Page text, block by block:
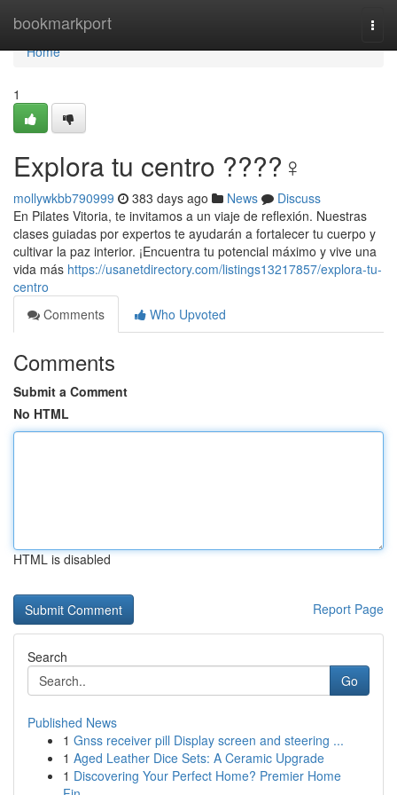
bookmarkport
Home
Home
1
Explora tu centro ????‍♀️
mollywkbb790999 383 days ago News
Discuss
En Pilates Vitoria, te invitamos a un viaje de reflexión. Nuestras
clases guiadas por expertos te ayudarán a fortalecer tu cuerpo y
cultivar la paz interior. ¡Encuentra tu potencial máximo y vive una
vida más https://usanetdirectory.com/listings13217857/explora-tu-
centro
Comments
Who Upvoted
Comments
Submit a Comment
No HTML
HTML is disabled
Report Page
Search
Go
Published News
1 Gnss receiver pill Display screen and steering ...
1 Aged Leather Dice Sets: A Ceramic Upgrade
1 Discovering Your Perfect Home? Premier Home